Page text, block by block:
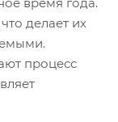
делает их
процесс